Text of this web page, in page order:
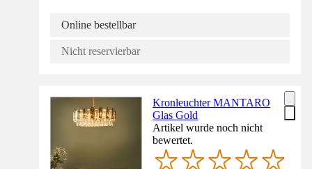
Online bestellbar
Nicht reservierbar
Kronleuchter MANTARO
Glas Gold
Artikel wurde noch nicht
bewertet.